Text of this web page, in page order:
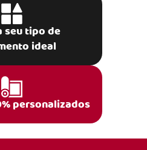
seu tipo de
ideal
personalizados